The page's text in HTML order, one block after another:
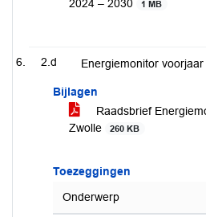
2024 – 2030
1 MB
2.d Energiemonitor
Bijlagen
Raadsbrief
Zwolle
260 KB
Toezeggingen
Onderwerp